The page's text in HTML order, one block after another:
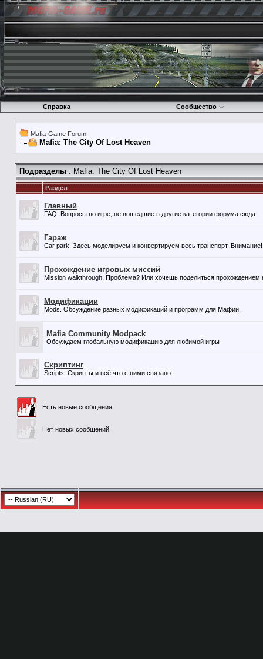
Справка Сообщество
Mafia-Game Forum
Mafia: The City Of Lost Heaven
Подразделы : Mafia: The City Of Lost Heaven
Раздел
Главный
FAQ. Вопросы по игре, не вошедшие в другие категории форума сюда.
Гараж
Car park. Здесь моделируем и конвертируем весь транспорт.
Прохождение игровых миссий
Mission walkthrough. Проблема? Или хочешь поделиться прохождением
Модификации
Mods. Обсуждение разных модификаций и программ для Мафии.
Mafia Community Modpack
Обсуждаем глобальную модификацию для любимой игры
Скриптинг
Scripts. Скрипты и всё что с ними связано.
Есть новые сообщения
Нет новых сообщений